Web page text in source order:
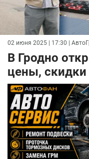
02 июня 2025 | 17:30 |
В Гродно
цены,